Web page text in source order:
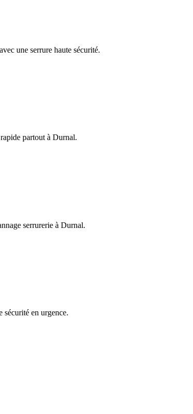
une serrure haute sécurité.
partout à Durnal.
serrurerie à Durnal.
sécurité en urgence.